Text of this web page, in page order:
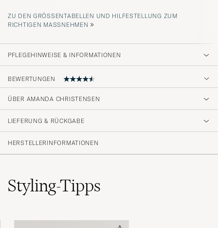
ZU DEN GRÖSSENTABELLEN UND HILFESTELLUNG ZUM R
ICHTIGEN MASSNEHMEN
»
PFLEGEHINWEISE & INFORMATIONEN
BEWERTUNGEN
Veldig bra!
PETTER S GEKAUFT AM AUF CAREOFCARL.NO
RAULI P GEKAUFT AM AUF CAREOFCARL.SE
ÜBER AMANDA CHRISTENSEN
LIEFERUNG & RÜCKGABE
HERSTELLERINFORMATIONEN
Styling-Tipps